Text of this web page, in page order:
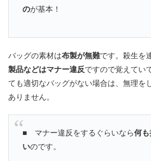
のが基本！
バッグの素材は布製が無難です。殺生を
製品などはマナー違反ですので覚えてい
ても適切なバッグがない場合は、無理を
ありません。
■ マナー違反をするぐらいなら何
いのです。